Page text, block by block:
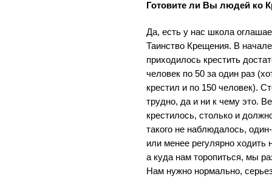
Готовите ли Вы людей ко
Да, есть у нас школа
Таинство Крещения. В
приходилось крестить
человек по 50 за один раз
крестил и по 150 человек).
трудно, да и ни к чему это.
крестилось, столько и
такого не наблюдалось,
или менее регулярно ходить
а куда нам торопиться, мы
Нам нужно нормально,